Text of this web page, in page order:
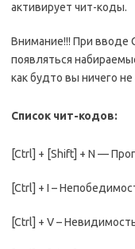
активирует чит-коды.
Внимание!!! При вводе
появляться
как будто вы ничего
Список чит-кодов:
[Ctrl] + [Shift] + N —
[Ctrl] + I –
[Ctrl] + V –